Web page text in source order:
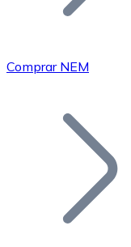
Bitcoin
Comprar NEM